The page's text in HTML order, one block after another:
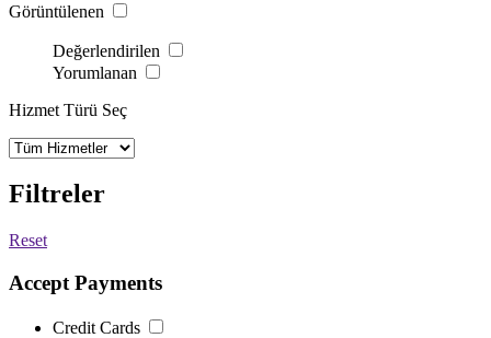
Görüntülenen
Değerlendirilen
Yorumlanan
Hizmet Türü Seç
Filtreler
Reset
Accept Payments
Credit Cards